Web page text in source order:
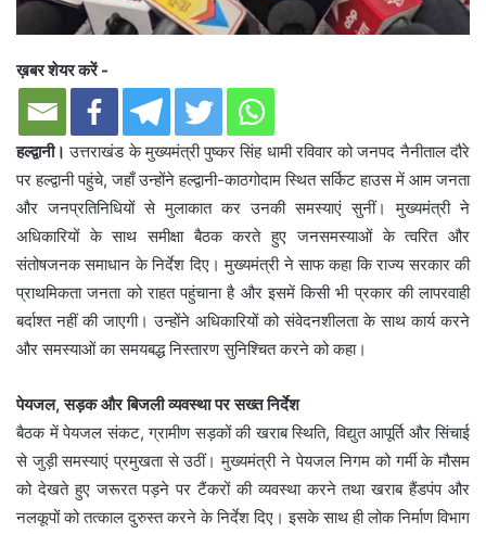
ख़बर शेयर करें -
हल्द्वानी। उत्तराखंड के मुख्यमंत्री पुष्कर सिंह धामी रविवार को जनपद नैनीताल दौरे
पर हल्द्वानी पहुंचे, जहाँ उन्होंने हल्द्वानी-काठगोदाम स्थित सर्किट हाउस में आम जनता
और जनप्रतिनिधियों से मुलाकात कर उनकी समस्याएं सुनीं। मुख्यमंत्री ने
अधिकारियों के साथ समीक्षा बैठक करते हुए जनसमस्याओं के त्वरित और
संतोषजनक समाधान के निर्देश दिए। मुख्यमंत्री ने साफ कहा कि राज्य सरकार की
प्राथमिकता जनता को राहत पहुंचाना है और इसमें किसी भी प्रकार की लापरवाही
बर्दाश्त नहीं की जाएगी। उन्होंने अधिकारियों को संवेदनशीलता के साथ कार्य करने
और समस्याओं का समयबद्ध निस्तारण सुनिश्चित करने को कहा।
पेयजल, सड़क और बिजली व्यवस्था पर सख्त निर्देश
बैठक में पेयजल संकट, ग्रामीण सड़कों की खराब स्थिति, विद्युत आपूर्ति और सिंचाई
से जुड़ी समस्याएं प्रमुखता से उठीं। मुख्यमंत्री ने पेयजल निगम को गर्मी के मौसम
को देखते हुए जरूरत पड़ने पर टैंकरों की व्यवस्था करने तथा खराब हैंडपंप और
नलकूपों को तत्काल दुरुस्त करने के निर्देश दिए। इसके साथ ही लोक निर्माण विभाग